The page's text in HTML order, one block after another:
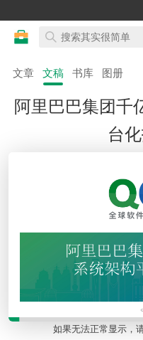
文章 文稿 书库 图册
阿里巴巴集团千
台
如果无法正常显示，